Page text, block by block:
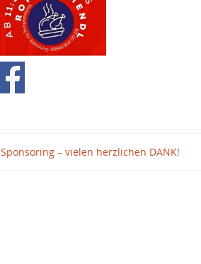
Sponsoring – vielen herzlichen DANK!